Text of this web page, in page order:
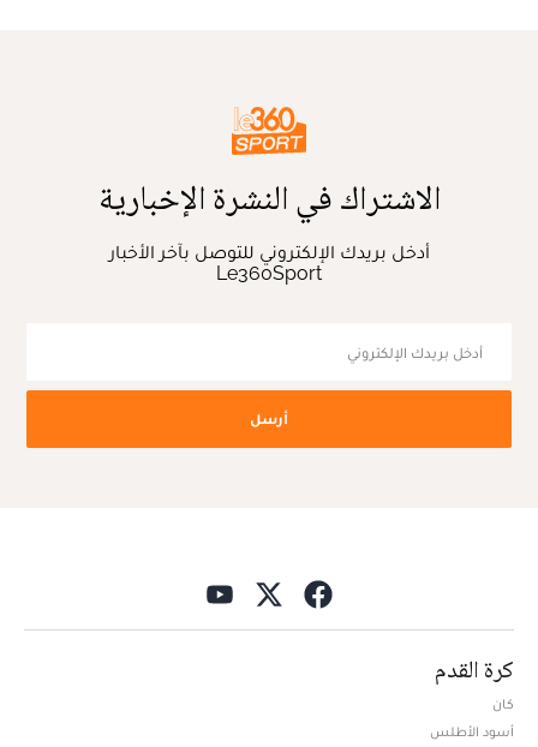
الاشتراك في النشرة الإخبارية
أدخل بريدك الإلكتروني للتوصل بآخر الأخبار
Le360Sport
أرسل
كرة القدم
كان
أسود الأطلس